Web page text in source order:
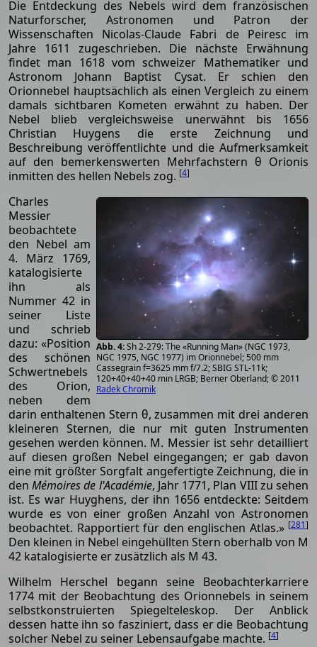
Die Entdeckung des Nebels wird dem französischen
Naturforscher, Astronomen und Patron der
Wissenschaften Nicolas-Claude Fabri de Peiresc im
Jahre 1611 zugeschrieben. Die nächste Erwähnung
findet man 1618 vom schweizer Mathematiker und
Astronom Johann Baptist Cysat. Er schien den
Orionnebel hauptsächlich als einen Vergleich zu einem
damals sichtbaren Kometen erwähnt zu haben. Der
Nebel blieb vergleichsweise unerwähnt bis 1656
Christian Huygens die erste Zeichnung und
Beschreibung veröffentlichte und die Aufmerksamkeit
auf den bemerkenswerten Mehrfachstern θ Orionis
inmitten des hellen Nebels zog. [4]
Sh 2-279: The «Running Man» (NGC 1973,
NGC 1975, NGC 1977) im Orionnebel; 500 mm
Cassegrain f=3625 mm f/7.2; SBIG STL-11k;
120+40+40+40 min LRGB; Berner Oberland; © 2011
Radek Chromik
Charles
Messier
beobachtete
den Nebel am
4. März 1769,
katalogisierte
ihn als
Nummer 42 in
seiner Liste
und schrieb
dazu: «Position
des schönen
Schwertnebels
des Orion,
neben dem
darin enthaltenen Stern θ, zusammen mit drei anderen
kleineren Sternen, die nur mit guten Instrumenten
gesehen werden können. M. Messier ist sehr detailliert
auf diesen großen Nebel eingegangen; er gab davon
eine mit größter Sorgfalt angefertigte Zeichnung, die in
denMémoires de l'Académie, Jahr 1771, Plan VIII zu sehen
ist. Es war Huyghens, der ihn 1656 entdeckte: Seitdem
wurde es von einer großen Anzahl von Astronomen
beobachtet. Rapportiert für den englischen Atlas.» [281]
Den kleinen in Nebel eingehüllten Stern oberhalb von M
42 katalogisierte er zusätzlich als M 43.
Wilhelm Herschel begann seine Beobachterkarriere
1774 mit der Beobachtung des Orionnebels in seinem
selbstkonstruierten Spiegelteleskop. Der Anblick
dessen hatte ihn so fasziniert, dass er die Beobachtung
solcher Nebel zu seiner Lebensaufgabe machte. [4]